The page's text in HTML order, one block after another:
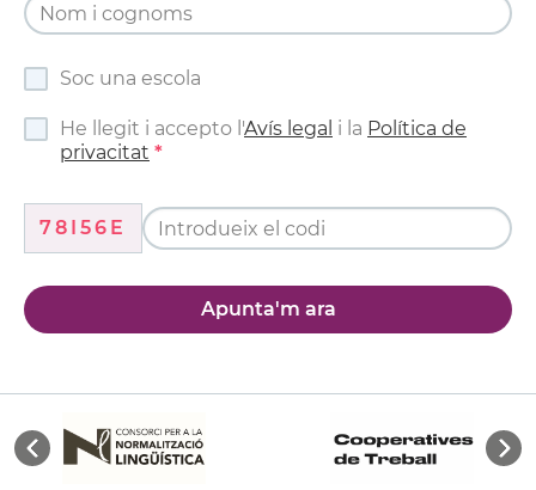
Soc una escola
He llegit i accepto l'Avís legal i la Política de
privacitat
78I56E
Apunta'm ara